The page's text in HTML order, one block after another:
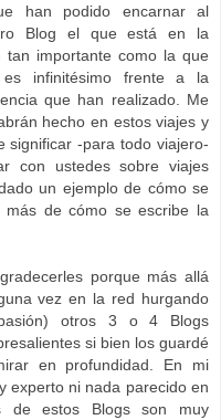
han podido encarnar al
Blog el que está en la
tan importante como la que
infinitésimo frente a la
que han realizado. Me
hecho en estos viajes y
significar -para todo viajero-
con ustedes sobre viajes
un ejemplo de cómo se
de cómo se escribe la
porque más allá
vez en la red hurgando
otros 3 o 4 Blogs
si bien los guardé
en profundidad. En mi
experto ni nada parecido en
de estos Blogs son muy